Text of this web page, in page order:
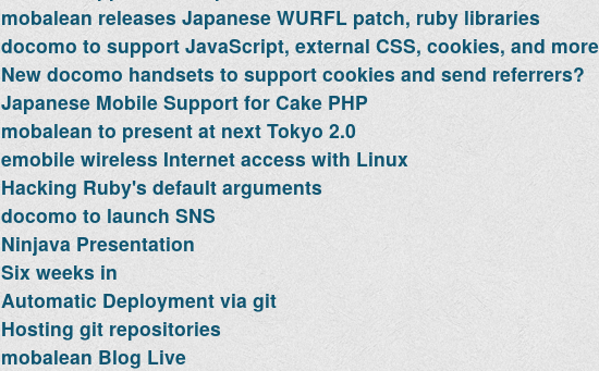
mobalean releases Japanese WURFL patch, ruby libraries
docomo to support JavaScript, external CSS, cookies, and more
New docomo handsets to support cookies and send referrers?
Japanese Mobile Support for Cake PHP
mobalean to present at next Tokyo 2.0
emobile wireless Internet access with Linux
Hacking Ruby's default arguments
docomo to launch SNS
Ninjava Presentation
Six weeks in
Automatic Deployment via git
Hosting git repositories
mobalean Blog Live